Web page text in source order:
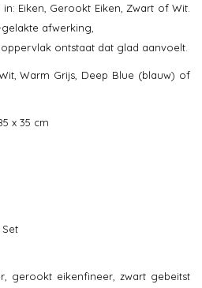
Eiken, Gerookt Eiken, Zwart of Wit.
afwerking,
ontstaat dat glad aanvoelt.
Warm Grijs, Deep Blue (blauw) of
x 35 cm
gerookt eikenfineer, zwart gebeitst